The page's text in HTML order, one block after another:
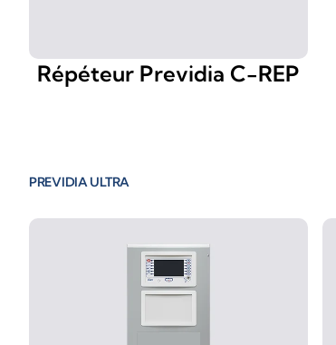
Répéteur Previdia C-REP
PREVIDIA ULTRA